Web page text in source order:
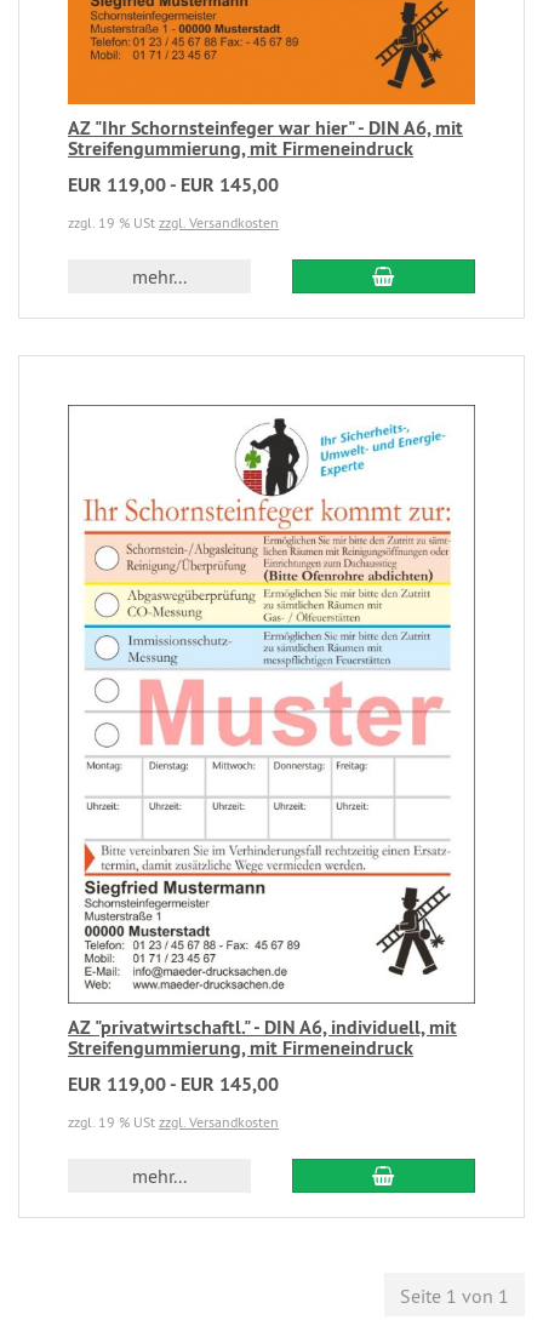
AZ "Ihr Schornsteinfeger war hier" - DIN A6, mit
Streifengummierung, mit Firmeneindruck
EUR 119,00 - EUR 145,00
zzgl. 19 % USt zzgl. Versandkosten
mehr...
AZ "privatwirtschaftl." - DIN A6, individuell, mit
Streifengummierung, mit Firmeneindruck
EUR 119,00 - EUR 145,00
zzgl. 19 % USt zzgl. Versandkosten
mehr...
Seite 1 von 1